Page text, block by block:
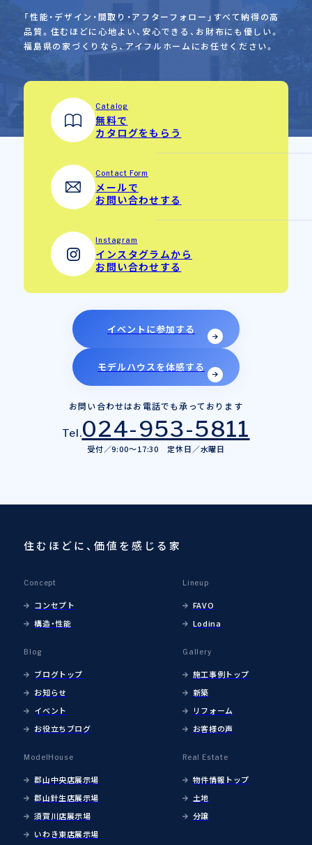
「性能・デザイン・間取り・アフターフォロー」すべて納得の高
品質。 住むほどに心地よい、安心できる、お財布にも優しい。
福島県の家づくりなら、アイフルホームにお任せください。
Catalog
無料で
カタログをもらう
Contact Form
メールで
お問い合わせする
Instagram
インスタグラムから
お問い合わせする
イベントに参加する
モデルハウスを体感する
お問い合わせはお電話でも承っております
Tel.024-953-5811
受付／9:00～17:30 定休日／水曜日
住むほどに、価値を感じる家
Concept
コンセプト
構造・性能
Lineup
FAVO
Lodina
Blog
ブログトップ
お知らせ
イベント
お役立ちブログ
Gallery
施工事例トップ
新築
リフォーム
お客様の声
ModelHouse
郡山中央店展示場
郡山針生店展示場
須賀川店展示場
いわき東店展示場
Real Estate
物件情報トップ
土地
分譲